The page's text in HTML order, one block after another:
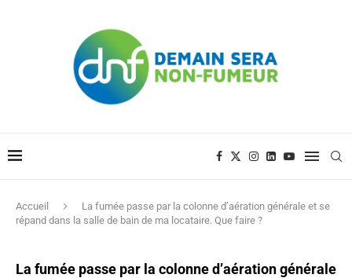
Accueil
La fumée passe par la colonne d’aération générale et se
répand dans la salle de bain de ma locataire. Que faire ?
La fumée passe par la colonne d’aération générale